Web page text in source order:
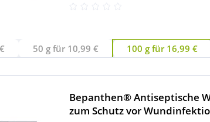
50 g für 10,99 € 100 g für 16,99 €
Bepanthen® Antiseptische
zum Schutz vor